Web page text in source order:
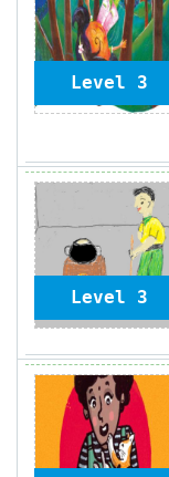
Level 3
Level 3